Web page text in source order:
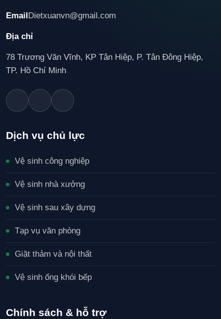
EmailDietxuanvn@gmail.com
Địa chỉ
78 Trương Văn Vĩnh, KP Tân Hiệp, P. Tân Đông Hiệp,
TP. Hồ Chí Minh
Dịch vụ chủ lực
Vệ sinh công nghiệp
Vệ sinh nhà xưởng
Vệ sinh sau xây dựng
Tạp vụ văn phòng
Giặt thảm và nội thất
Vệ sinh ống khói bếp
Chính sách & hỗ trợ